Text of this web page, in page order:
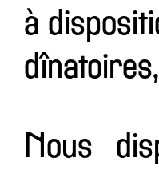
à
Nous